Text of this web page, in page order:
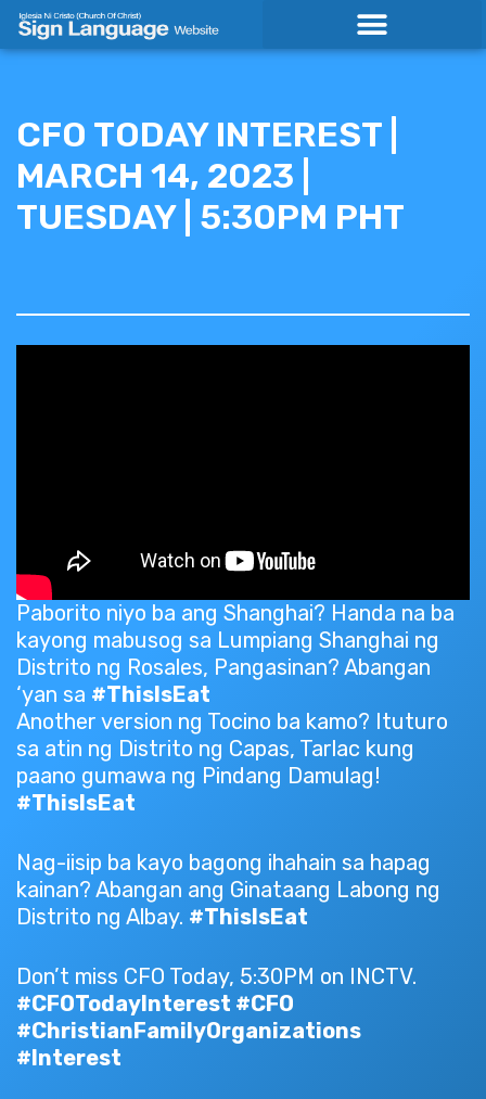
Skip
CFO TODAY INTEREST |
MARCH 14, 2023 |
TUESDAY | 5:30PM PHT
Paborito niyo ba ang Shanghai? Handa na ba
kayong mabusog sa Lumpiang Shanghai ng
Distrito ng Rosales, Pangasinan? Abangan
‘yan sa #ThisIsEat
Another version ng Tocino ba kamo? Ituturo
sa atin ng Distrito ng Capas, Tarlac kung
paano gumawa ng Pindang Damulag!
#ThisIsEat
Nag-iisip ba kayo bagong ihahain sa hapag
kainan? Abangan ang Ginataang Labong ng
Distrito ng Albay. #ThisIsEat
Don’t miss CFO Today, 5:30PM on INCTV.
#CFOTodayInterest #CFO
#ChristianFamilyOrganizations
#Interest